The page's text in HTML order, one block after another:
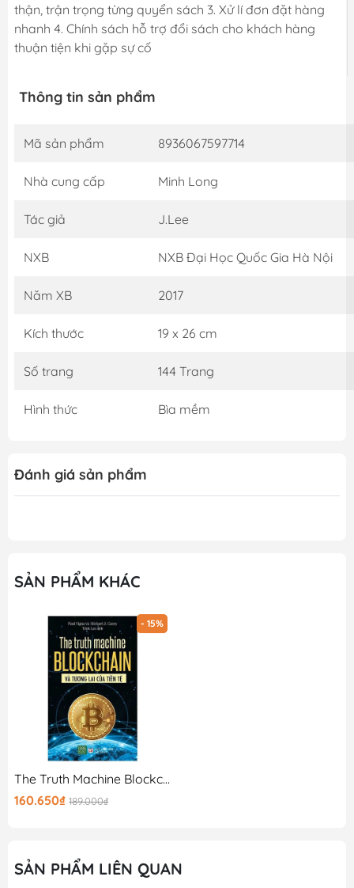
thận, trận trọng từng quyển sách 3. Xử lí đơn đặt hàng
nhanh 4. Chính sách hỗ trợ đổi sách cho khách hàng
thuận tiện khi gặp sự cố
Thông tin sản phẩm
Mã sản phẩm 8936067597714
Nhà cung cấp Minh Long
Tác giả J.Lee
NXB NXB Đại Học Quốc Gia Hà Nội
Năm XB 2017
Kích thước 19 x 26 cm
Số trang 144 Trang
Hình thức Bìa mềm
Đánh giá sản phẩm
SẢN PHẨM KHÁC
- 15%
The Truth Machine Blockchain Và Tương Lai Của Tiền Tệ
160.650₫ 189.000₫
SẢN PHẨM LIÊN QUAN